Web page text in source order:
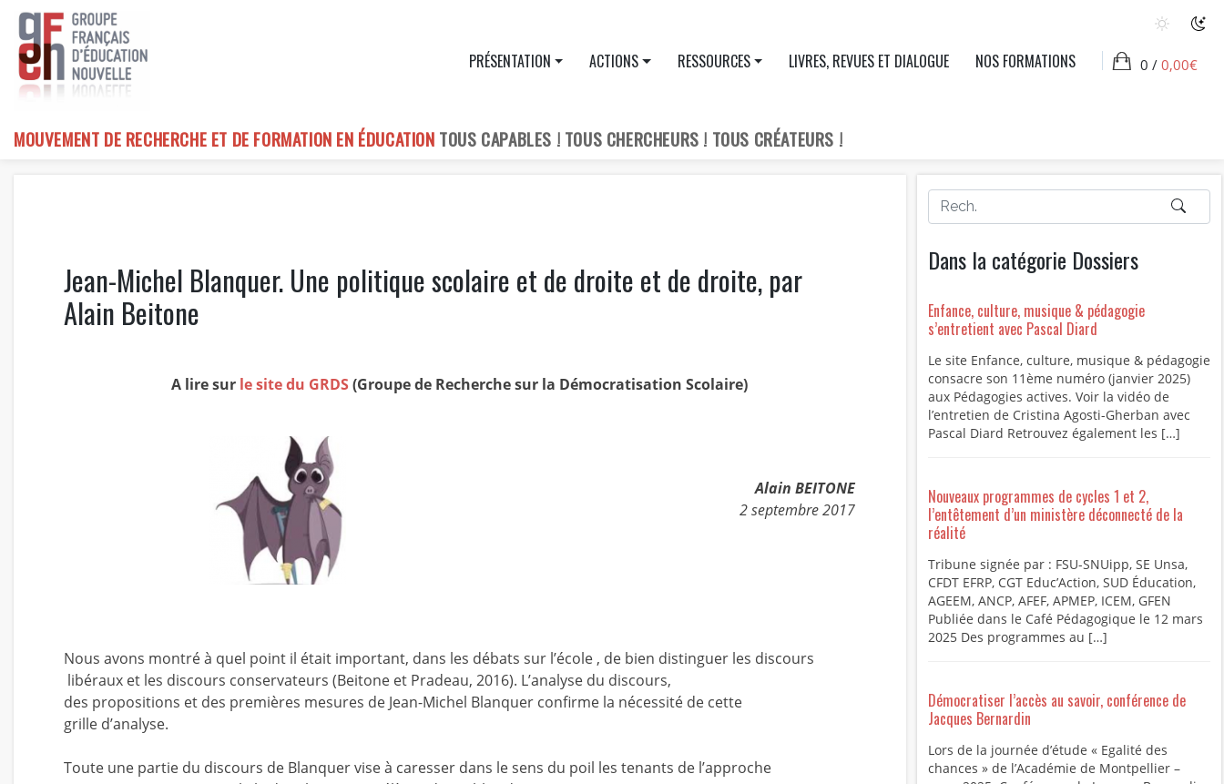
Skip
content
MOUVEMENT DE RECHERCHE ET DE FORMATION EN ÉDUCATION TOUS CAPABLES ! TOUS CHERCHEURS ! TOUS CRÉATEURS !
PRÉSENTATION ACTIONS RESSOURCES LIVRES, REVUES ET DIALOGUE NOS FORMATIONS 0 / 0,00€
Jean-Michel Blanquer. Une politique scolaire et de droite et de droite, par
Alain Beitone
A lire sur le site du GRDS(Groupe de Recherche sur la Démocratisation Scolaire)
Alain BEITONE
2 septembre 2017
Nous avons montré à quel point il était important, dans les débats sur l’école , de bien distinguer les discours
libéraux et les discours conservateurs (Beitone et Pradeau, 2016). L’analyse du discours,
des propositions et des premières mesures de Jean-Michel Blanquer confirme la nécessité de cette
grille d’analyse.
Toute une partie du discours de Blanquer vise à caresser dans le sens du poil les tenants de l’approche
Dans la catégorie Dossiers
Enfance, culture, musique & pédagogie
s’entretient avec Pascal Diard
Le site Enfance, culture, musique & pédagogie
consacre son 11ème numéro (janvier 2025)
aux Pédagogies actives. Voir la vidéo de
l’entretien de Cristina Agosti-Gherban avec
Pascal Diard Retrouvez également les […]
Nouveaux programmes de cycles 1 et 2,
l’entêtement d’un ministère déconnecté de la
réalité
Tribune signée par : FSU-SNUipp, SE Unsa,
CFDT EFRP, CGT Educ’Action, SUD Éducation,
AGEEM, ANCP, AFEF, APMEP, ICEM, GFEN
Publiée dans le Café Pédagogique le 12 mars
2025 Des programmes au […]
Démocratiser l’accès au savoir, conférence de
Jacques Bernardin
Lors de la journée d’étude « Egalité des
chances » de l’Académie de Montpellier –